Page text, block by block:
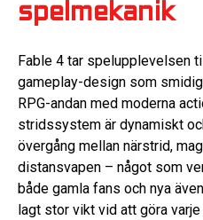
spelmekanik
Fable 4 tar spelupplevelsen
gameplay-design som
RPG-andan med moderna
stridssystem är dynamiskt
övergång mellan närstrid,
distansvapen – något som
både gamla fans och nya
lagt stor vikt vid att göra